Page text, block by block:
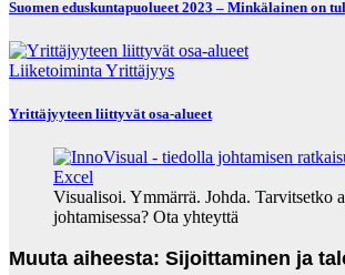
Suomen eduskuntapuolueet 2023 – Minkälainen on
Liiketoiminta Yrittäjyys
Yrittäjyyteen liittyvät osa-alueet
Visualisoi. Ymmärrä. Johda. Tarvitsetko
johtamisessa? Ota yhteyttä
Muuta aiheesta: Sijoittaminen ja